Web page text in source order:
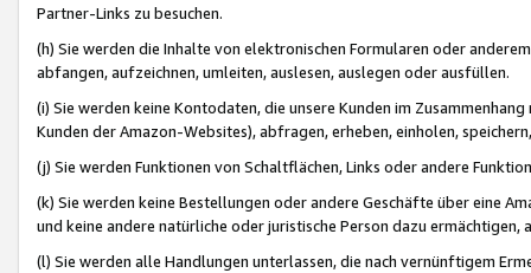
Partner-Links zu besuchen.
(h) Sie werden die Inhalte von elektronischen Formularen oder
abfangen, aufzeichnen, umleiten, auslesen, auslegen oder ausfüllen.
(i) Sie werden keine Kontodaten, die unsere Kunden im
Kunden der Amazon-Websites), abfragen, erheben, einholen,
(j) Sie werden Funktionen von Schaltflächen, Links oder andere
(k) Sie werden keine Bestellungen oder andere Geschäfte über eine
und keine andere natürliche oder juristische Person dazu
(l) Sie werden alle Handlungen unterlassen, die nach vernünftigem